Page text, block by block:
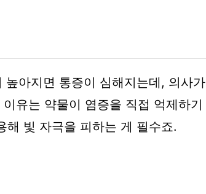
아지면 통증이 심해지는데, 의사가
이유는 약물이 염증을 직접 억제하기
해 빛 자극을 피하는 게 필수죠.